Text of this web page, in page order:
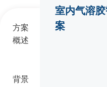
方案
概述
背景
室内气溶
案